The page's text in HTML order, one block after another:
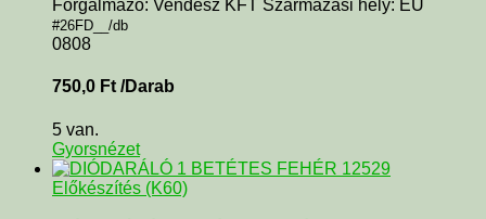
Forgalmazó: Vendesz KFT Származási hely: EU
#26FD__/db
0808
750,0 Ft /Darab
5 van.
Gyorsnézet
Előkészítés (K60)